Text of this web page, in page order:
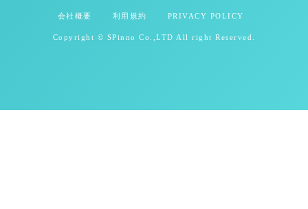
会社概要 利用規約 PRIVACY POLICY
Copyright © SPinno Co.,LTD All right Reserved.